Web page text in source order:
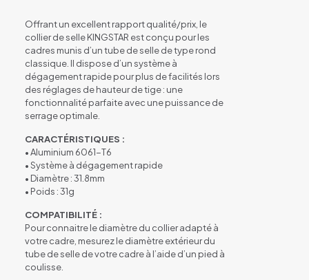
Offrant un excellent rapport qualité/prix, le
collier de selle KINGSTAR est conçu pour les
cadres munis d’un tube de selle de type rond
classique. Il dispose d’un système à
dégagement rapide pour plus de facilités lors
des réglages de hauteur de tige : une
fonctionnalité parfaite avec une puissance de
serrage optimale.
CARACTÉRISTIQUES :
• Aluminium 6061-T6
• Système à dégagement rapide
• Diamètre : 31.8mm
• Poids : 31g
COMPATIBILITÉ :
​​​​​​​Pour connaitre le diamètre du collier adapté à
votre cadre, mesurez le diamètre extérieur du
tube de selle de votre cadre à l’aide d’un pied à
coulisse.